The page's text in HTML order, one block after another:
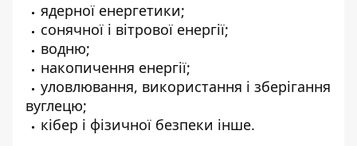
ядерної енергетики;
сонячної і вітрової енергії;
водню;
накопичення енергії;
уловлювання, використання і зберігання
вуглецю;
кібер і фізичної безпеки інше.